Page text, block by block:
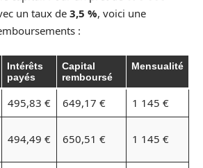
un taux de 3,5 %, voici une
:
Intérêts
payés
Capital
remboursé
Mensualité
495,83 € 649,17 € 1 145 €
494,49 € 650,51 € 1 145 €